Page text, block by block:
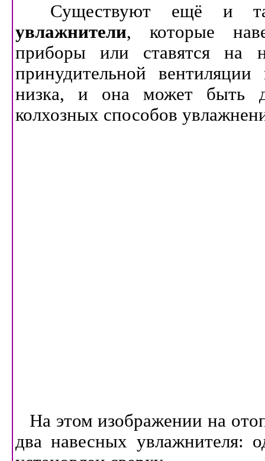
Существуют ещё и
увлажнители, которые
приборы или ставятся на
принудительной вентиляции
низка, и она может быть
колхозных способов
На этом изображении на
два навесных увлажнителя: